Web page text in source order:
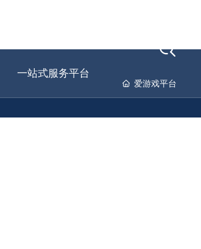
一站式服务平台
爱游戏平台